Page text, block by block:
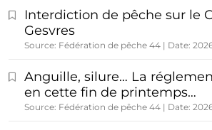
Interdiction de pêche sur le
Gesvres
Source: Fédération de pêche 44 Date:
Anguille, silure… La
en cette fin de printemps…
Source: Fédération de pêche 44 Date: